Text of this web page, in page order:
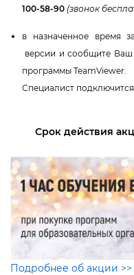
100-58-90 (звонок
назначенное время
ерсии и сообщите Ваш
программы TeamViewer.
Специалист
Срок действия
Подробнее об акции >>